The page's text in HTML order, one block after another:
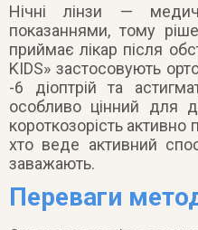
Нічні лінзи —
показаннями, тому
приймає лікар після
KIDS» застосовують
-6 діоптрій та
особливо цінний для
короткозорість активно
хто веде активний
заважають.
Переваги